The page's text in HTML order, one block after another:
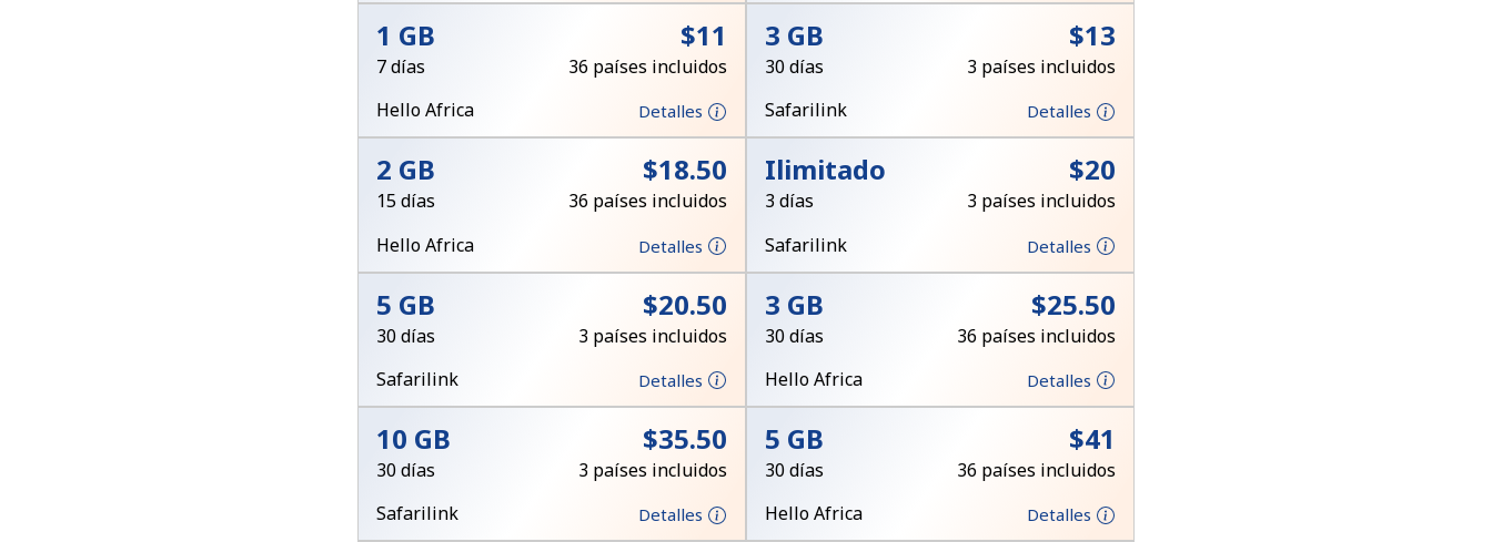
No se ha creado una contraseña
Mínimo 8 caracteres
Una letra mayúscula y una minúscula
Mantente en contacto para recibir nuestras mejores
Al abrir una cuenta en este sitio web, estoy de
1 GB ⁦$11⁩
7 días
36 países incluidos
Hello Africa
Detalles
3 GB ⁦$13⁩
30 días
3 países incluidos
Safarilink
Detalles
2 GB ⁦$18.50⁩
15 días
36 países incluidos
Hello Africa
Detalles
Ilimitado ⁦$20⁩
3 días
3 países incluidos
Safarilink
Detalles
5 GB ⁦$20.50⁩
30 días
3 países incluidos
Safarilink
Detalles
3 GB ⁦$25.50⁩
30 días
36 países incluidos
Hello Africa
Detalles
10 GB ⁦$35.50⁩
30 días
3 países incluidos
Safarilink
Detalles
5 GB ⁦$41⁩
30 días
36 países incluidos
Hello Africa
Detalles